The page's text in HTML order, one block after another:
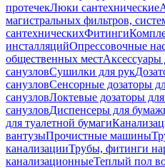
протечекЛюки сантехнические
магистральных фильтров,
сантехническихФитинги
инсталляцийОпрессовочные
общественных мест
санузловСушилки для рук
санузловСенсорные дозаторы
санузловЛоктевые дозаторы
санузловДиспенсеры для
для туалетной бумаги
вантузыПрочистные машины
канализацииТрубы, фитинги
канализационныеТеплый пол